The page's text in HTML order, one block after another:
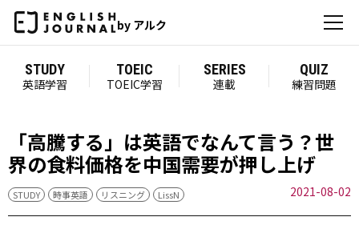
by アルク
STUDY
英語学習
TOEIC
TOEIC学習
SERIES
連載
QUIZ
練習問題
「高騰する」は英語でなんて言う？世
界の食料価格を中国需要が押し上げ
STUDY 時事英語 リスニング LissN 2021-08-02